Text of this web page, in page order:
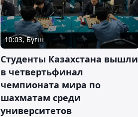
10:03, Бүгін
Студенты Казахстана вышли
в четвертьфинал
чемпионата мира по
шахматам среди
университетов